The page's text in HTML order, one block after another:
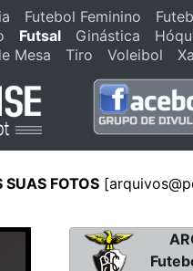
Futebol Feminino
Futsal Ginástica
Mesa
Tiro Voleibol
SUAS FOTOS